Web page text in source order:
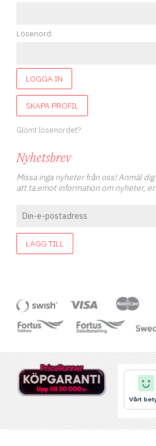
Lösenord:
LOGGA IN
SKAPA PROFIL
Glömt lösenordet?
Nyhetsbrev
Missa inga nyheter från oss! Anmäl
att ta emot information om nyheter,
LÄGG TILL